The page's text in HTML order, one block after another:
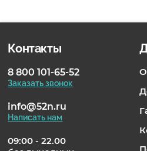
Контакты
8 800 101-65-52
Заказать звонок
info@52n.ru
Написать нам
09:00 - 22.00
О